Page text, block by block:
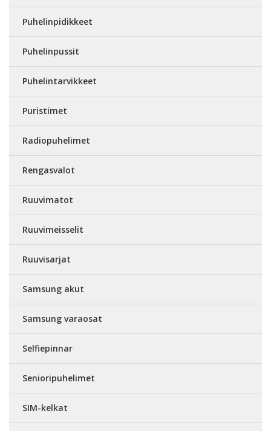
Puhelinpidikkeet
Puhelinpussit
Puhelintarvikkeet
Puristimet
Radiopuhelimet
Rengasvalot
Ruuvimatot
Ruuvimeisselit
Ruuvisarjat
Samsung akut
Samsung varaosat
Selfiepinnar
Senioripuhelimet
SIM-kelkat